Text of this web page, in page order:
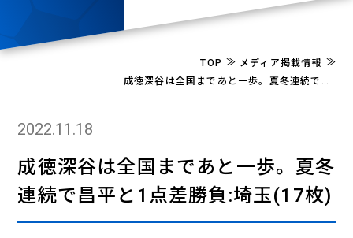
TOP ≫ メディア掲載情報 ≫
成徳深谷は全国まであと一歩。夏冬連続で昌平と1点差勝負:埼玉(17枚)
2022.11.18
成徳深谷は全国まであと一歩。夏冬
連続で昌平と1点差勝負:埼玉(17枚)